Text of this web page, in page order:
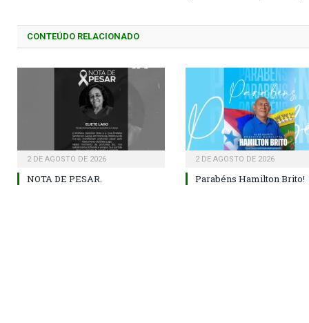
CONTEÚDO RELACIONADO
2 DE AGOSTO DE 2026
NOTA DE PESAR.
2 DE AGOSTO DE 2026
Parabéns Hamilton Brito!